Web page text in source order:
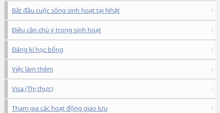
Bắt đầu cuộc sống sinh hoạt tại Nhật
Điều cần chú ý trong sinh hoạt
Đăng kí học bổng
Việc làm thêm
Visa (Thị thực)
Tham gia các hoạt động giao lưu